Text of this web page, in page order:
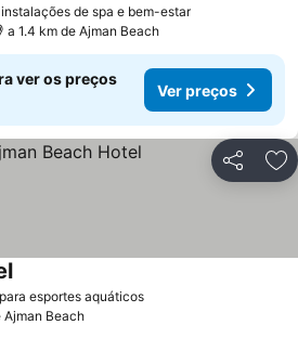
de spa e bem-estar
a 1.4 km de Ajman Beach
ver os preços
Ver preços
Partilhar
esportes aquáticos
Ajman Beach